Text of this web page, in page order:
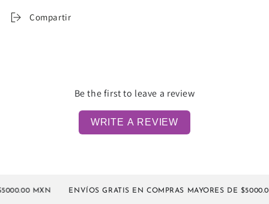
Compartir
Be the first to leave a review
WRITE A REVIEW
MXN ENVÍOS GRATIS EN COMPRAS MAYORES DE $5000.00